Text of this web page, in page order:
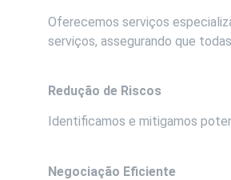
Oferecemos serviços
serviços, assegurando que
Redução de Riscos
Identificamos e mitigamos
Negociação Eficiente